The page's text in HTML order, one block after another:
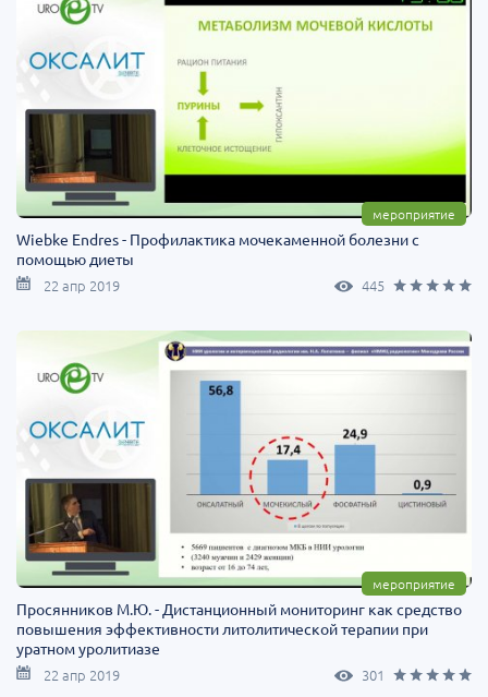
мероприятие
Wiebke Endres - Профилактика мочекаменной болезни с
помощью диеты
22 апр 2019 445
мероприятие
Просянников М.Ю. - Дистанционный мониторинг как средство
повышения эффективности литолитической терапии при
уратном уролитиазе
22 апр 2019 301